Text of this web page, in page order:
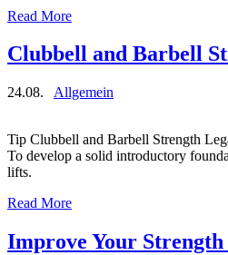
Read More
Clubbell and Barbell
24.08. Allgemein
Tip Clubbell and Barbell Strength
To develop a solid introductory
lifts.
Read More
Improve Your